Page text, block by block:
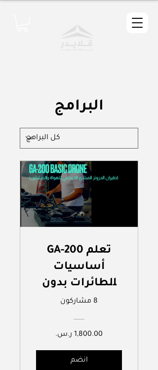
البرامج
GA-200 تعلم
أساسيات
الطائرات بدون
طيار | Drone
Learning Basics
8 مشاركون
انضم